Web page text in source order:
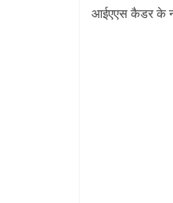
आईएएस कैडर के